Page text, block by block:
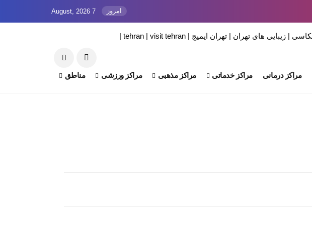
امروز 7 August, 2026
مراکز درمانی مراکز خدماتی مراکز مذهبی مراکز ورزشی مناطق